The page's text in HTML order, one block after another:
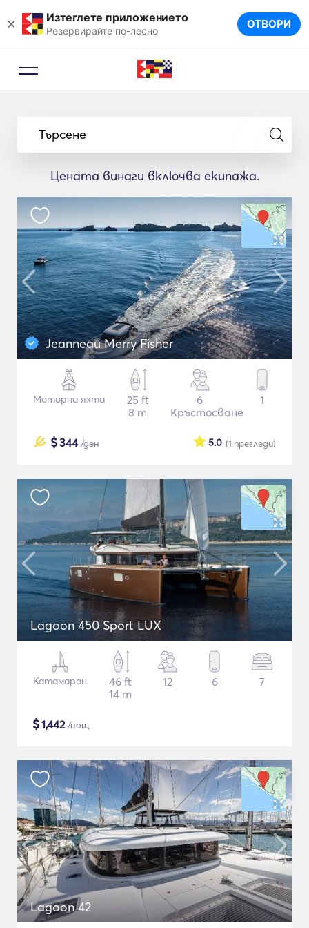
× Изтеглете приложението
Резервирайте по-лесно ОТВОРИ
Търсене
Цената винаги включва екипажа.
Jeanneau Merry Fisher
Моторна яхта
25 ft
8 m
6
Кръстосване
1
$344/ден (1 прегледи)
5.0
Lagoon 450 Sport LUX
Катамаран
46 ft
14 m
12 6 7
$1,442/нощ
Lagoon 42